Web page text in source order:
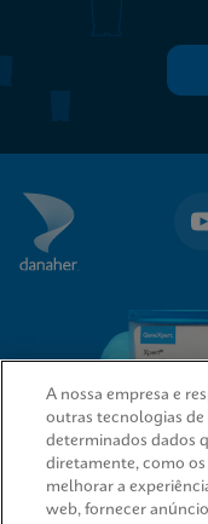
A nossa empresa e
outras tecnologias
determinados dados
diretamente, como
melhorar a
web, fornecer